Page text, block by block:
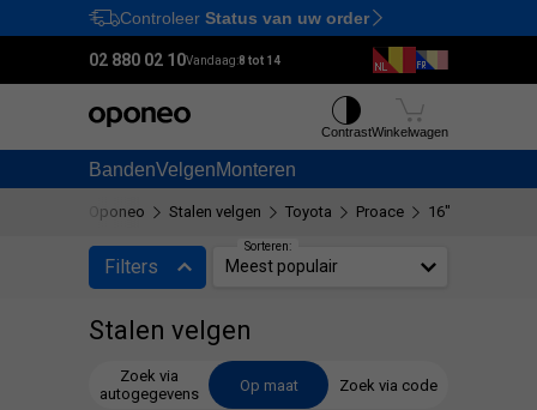
Ctrl M
Controleer Status van uw order
02 880 02 10Vandaag:8 tot 14
BandenVelgenMonteren
ContrastWinkelwagen
Oponeo Stalen velgen Toyota Proace 16"
Filters
Stalen velgen
Zoek via
autogegevens
Op maat Zoek via code
Sorteren:
Meest populair